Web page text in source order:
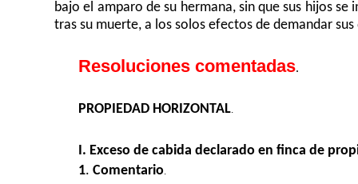
bajo el amparo de su hermana, sin que sus hijos
tras su muerte, a los solos efectos de demandar
Resoluciones comentadas.
PROPIEDAD HORIZONTAL.
I. Exceso de cabida declarado en finca de
1. Comentario.